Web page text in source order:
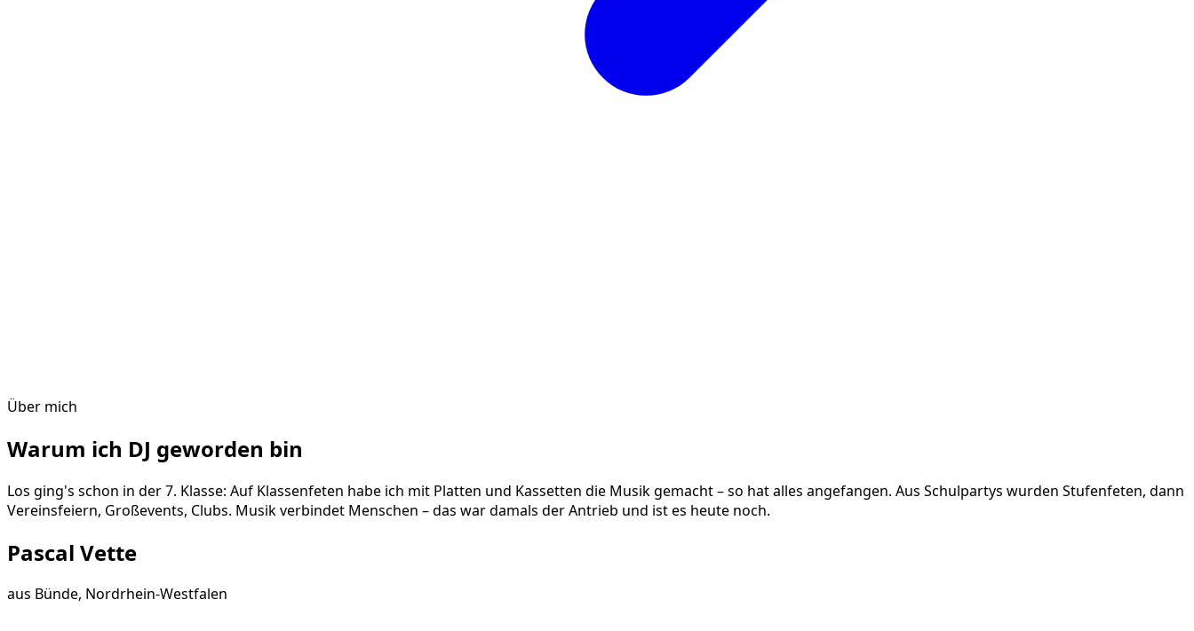
Über mich
Warum ich DJ geworden bin
Los ging's schon in der 7. Klasse: Auf Klassenfeten habe ich mit Platten und Kassetten die Musik gemacht – so hat alles angefangen. Aus Schulpartys wurden Stufenfeten, dann
Vereinsfeiern, Großevents, Clubs. Musik verbindet Menschen – das war damals der Antrieb und ist es heute noch.
Pascal Vette
aus Bünde, Nordrhein-Westfalen